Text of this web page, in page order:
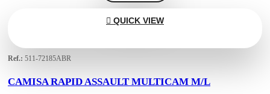
 QUICK VIEW
Ref.: 511-72185ABR
CAMISA RAPID ASSAULT MULTICAM M/L